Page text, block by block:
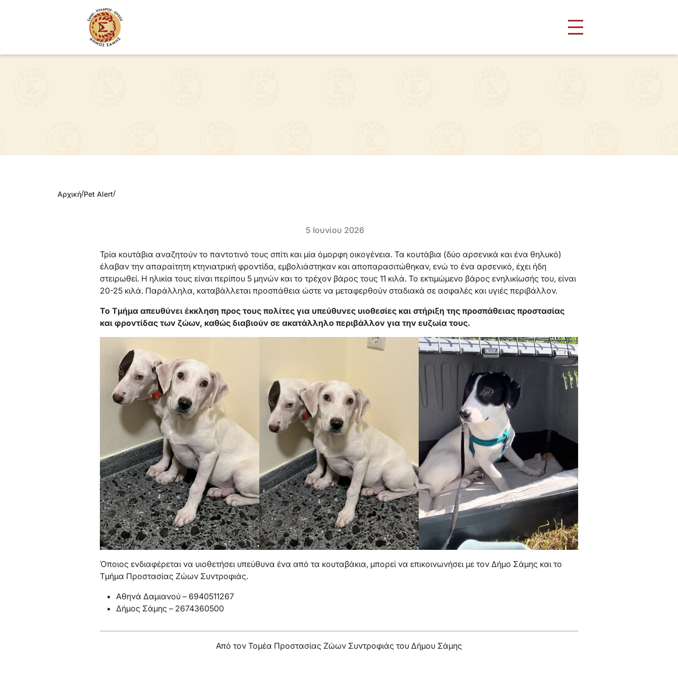
Αρχική/Pet Alert/
5 Ιουνίου 2026
Τρία κουτάβια αναζητούν το παντοτινό τους σπίτι και μία όμορφη οικογένεια. Τα κουτάβια (δύο αρσενικά και ένα θηλυκό)
έλαβαν την απαραίτητη κτηνιατρική φροντίδα, εμβολιάστηκαν και αποπαρασιτώθηκαν, ενώ το ένα αρσενικό, έχει ήδη
στειρωθεί. Η ηλικία τους είναι περίπου 5 μηνών και το τρέχον βάρος τους 11 κιλά. Το εκτιμώμενο βάρος ενηλικίωσής του, είναι
20-25 κιλά. Παράλληλα, καταβάλλεται προσπάθεια ώστε να μεταφερθούν σταδιακά σε ασφαλές και υγιές περιβάλλον.
Το Τμήμα απευθύνει έκκληση προς τους πολίτες για υπεύθυνες υιοθεσίες και στήριξη της προσπάθειας προστασίας
και φροντίδας των ζώων, καθώς διαβιούν σε ακατάλληλο περιβάλλον για την ευζωία τους.
Όποιος ενδιαφέρεται να υιοθετήσει υπεύθυνα ένα από τα κουταβάκια, μπορεί να επικοινωνήσει με τον Δήμο Σάμης και το
Τμήμα Προστασίας Ζώων Συντροφιάς.
Αθηνά Δαμιανού – 6940511267
Δήμος Σάμης – 2674360500
Από τον Τομέα Προστασίας Ζώων Συντροφιάς του Δήμου Σάμης